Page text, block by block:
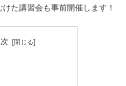
た講習会も事前開催します！